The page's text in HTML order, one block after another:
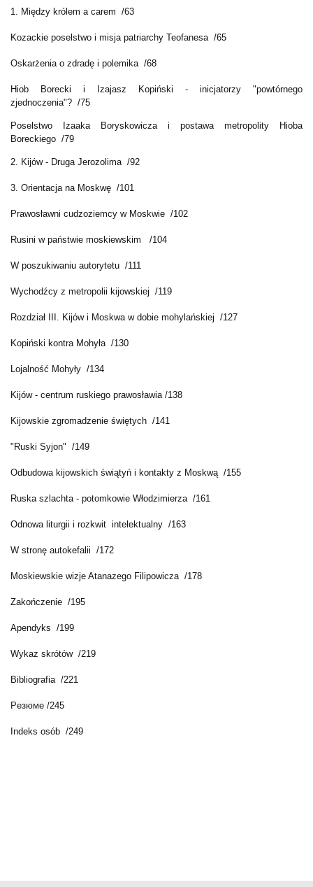
1. Między królem a carem /63
Kozackie poselstwo i misja patriarchy Teofanesa /65
Oskarżenia o zdradę i polemika /68
Hiob Borecki i Izajasz Kopiński - inicjatorzy "powtórnego
zjednoczenia"? /75
Poselstwo Izaaka Boryskowicza i postawa metropolity Hioba
Boreckiego /79
2. Kijów - Druga Jerozolima /92
3. Orientacja na Moskwę /101
Prawosławni cudzoziemcy w Moskwie /102
Rusini w państwie moskiewskim /104
W poszukiwaniu autorytetu /111
Wychodźcy z metropolii kijowskiej /119
Rozdział III. Kijów i Moskwa w dobie mohylańskiej /127
Kopiński kontra Mohyła /130
Lojalność Mohyły /134
Kijów - centrum ruskiego prawosławia /138
Kijowskie zgromadzenie świętych /141
"Ruski Syjon" /149
Odbudowa kijowskich świątyń i kontakty z Moskwą /155
Ruska szlachta - potomkowie Włodzimierza /161
Odnowa liturgii i rozkwit intelektualny /163
W stronę autokefalii /172
Moskiewskie wizje Atanazego Filipowicza /178
Zakończenie /195
Apendyks /199
Wykaz skrótów /219
Bibliografia /221
Pезюме /245
Indeks osób /249